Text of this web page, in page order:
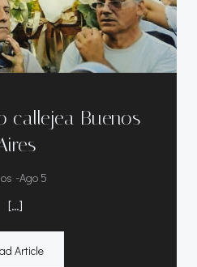
callejea Buenos
-Ago 5
[…]
Article